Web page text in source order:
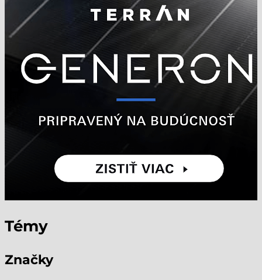
Témy
Značky